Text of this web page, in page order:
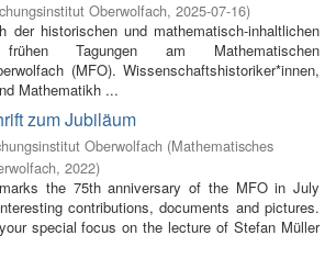
Oberwolfach, 2025-07-16)
der historischen und mathematisch-inhaltlichen
Tagungen am Mathematischen
(MFO). Wissenschaftshistoriker*innen,
Mathematikh ...
zum Jubiläum
Oberwolfach (Mathematisches
, 2022)
the 75th anniversary of the MFO in July
contributions, documents and pictures.
special focus on the lecture of Stefan Müller